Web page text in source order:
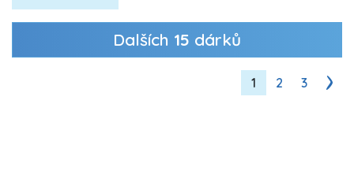
Dalších 15 dárků
1 2 3